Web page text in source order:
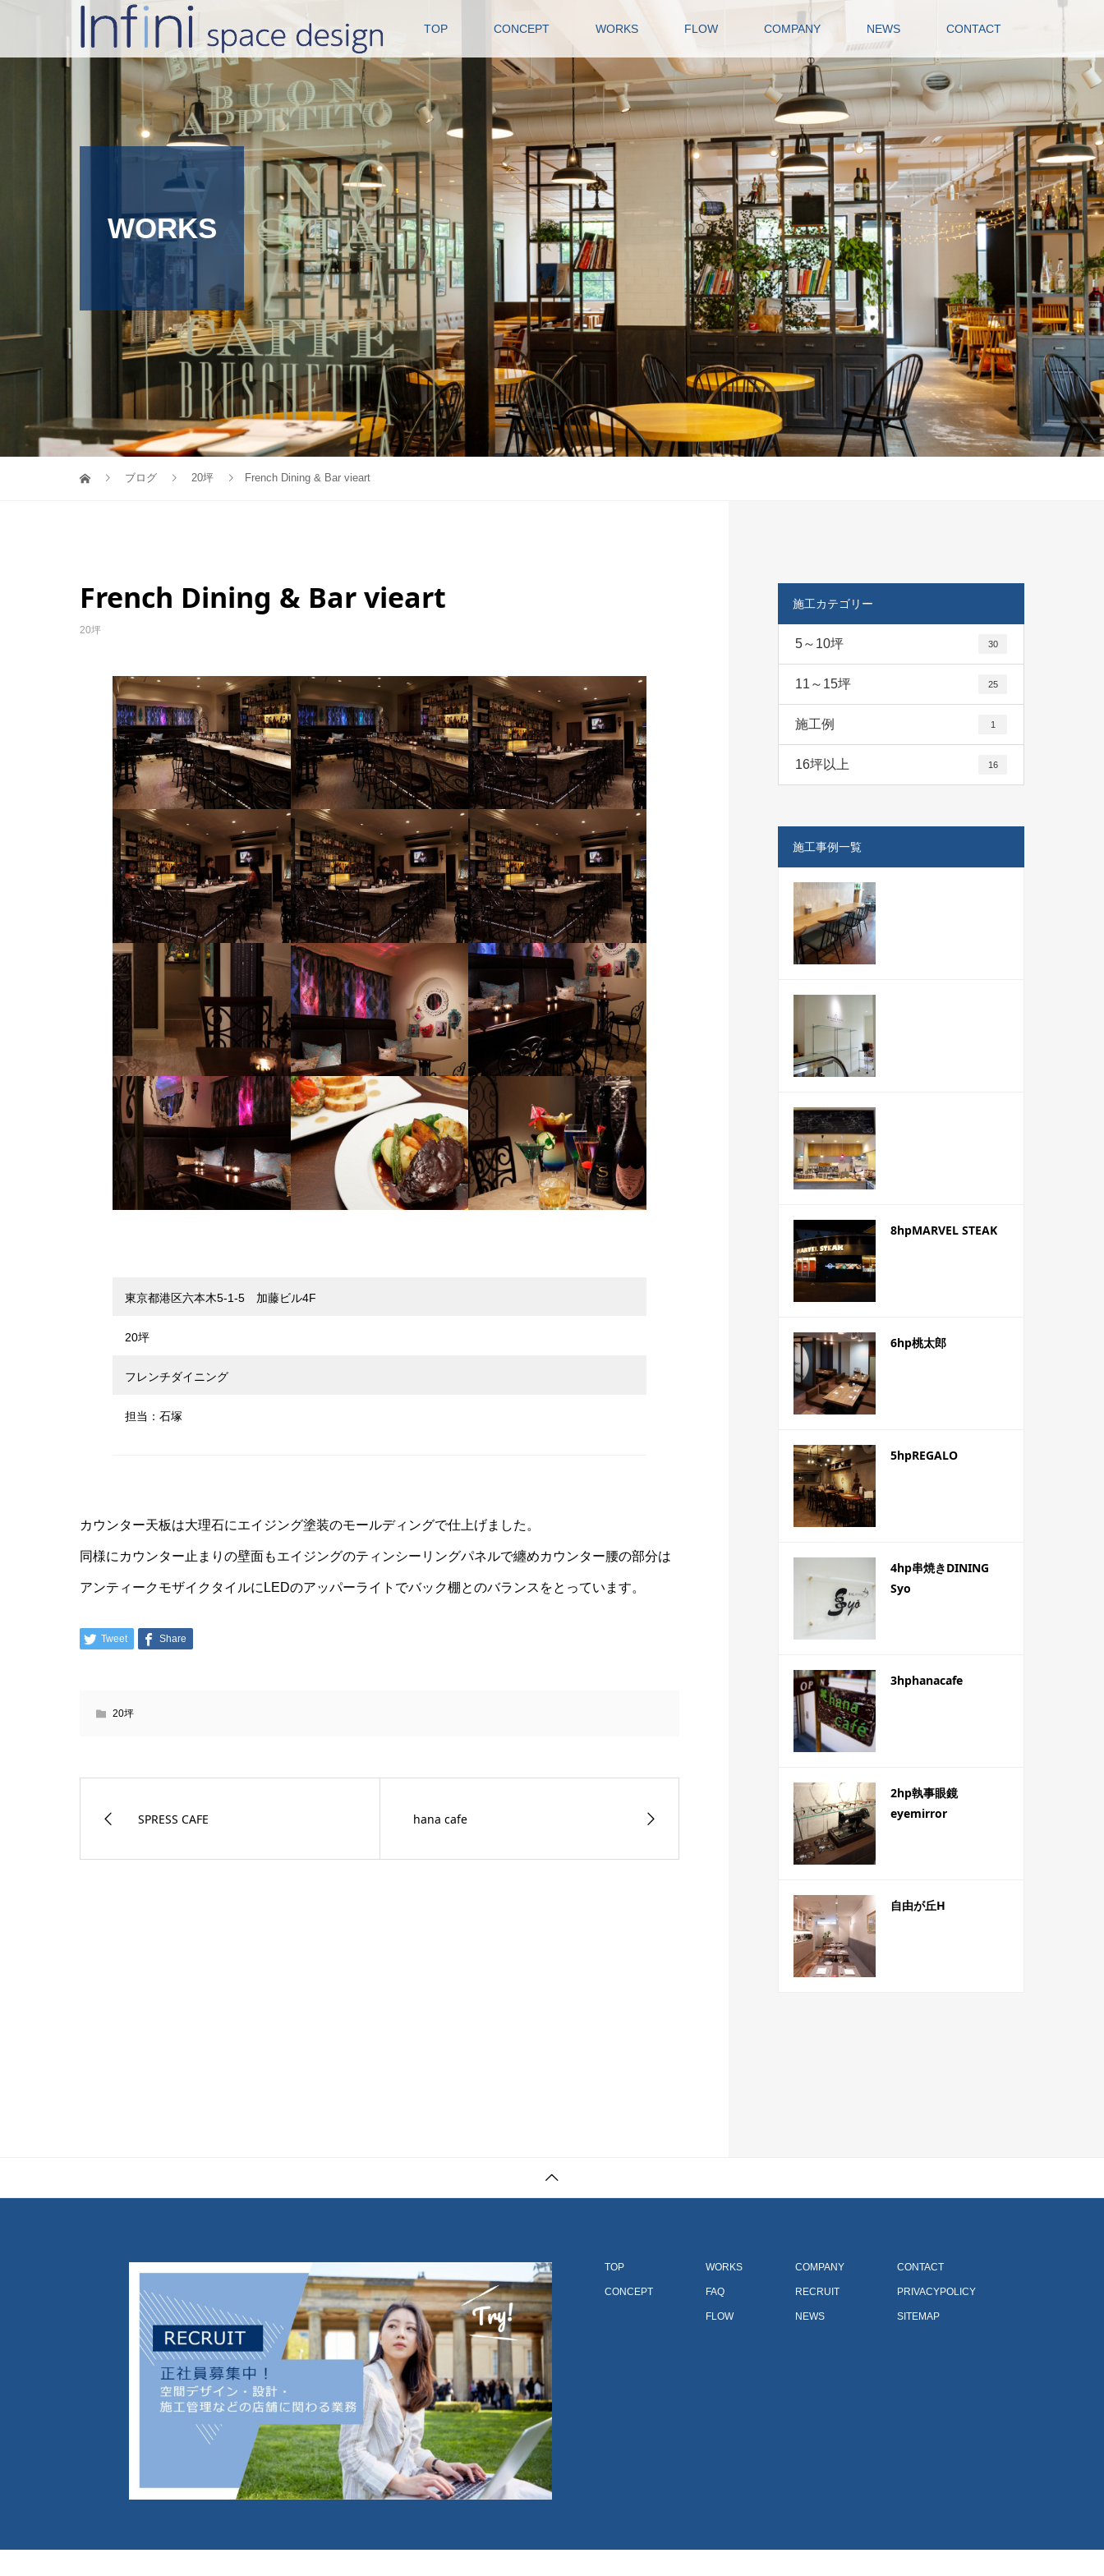
TOP CONCEPT WORKS FLOW COMPANY NEWS CONTACT
WORKS
ブログ 20坪 French Dining & Bar vieart
French Dining & Bar vieart
20坪
東京都港区六本木5-1-5 加藤ビル4F
20坪
フレンチダイニング
担当：石塚
カウンター天板は大理石にエイジング塗装のモールディングで仕上げました。
同様にカウンター止まりの壁面もエイジングのティンシーリングパネルで纏めカウンター腰の部分は
アンティークモザイクタイルにLEDのアッパーライトでバック棚とのバランスをとっています。
Tweet Share
20坪
SPRESS CAFE hana cafe
施工カテゴリー
5～10坪 30
11～15坪 25
施工例 1
16坪以上 16
施工事例一覧
8hpMARVEL STEAK
6hp桃太郎
5hpREGALO
4hp串焼きDINING
Syo
3hphanacafe
2hp執事眼鏡
eyemirror
自由が丘H
TOP
CONCEPT
WORKS
FAQ
FLOW
COMPANY
RECRUIT
NEWS
CONTACT
PRIVACYPOLICY
SITEMAP